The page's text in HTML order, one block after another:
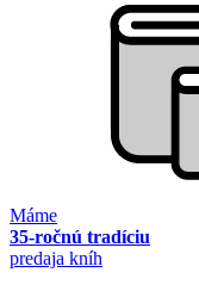
Máme
35-ročnú tradíciu
predaja kníh